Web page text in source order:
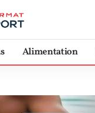
Alimentation